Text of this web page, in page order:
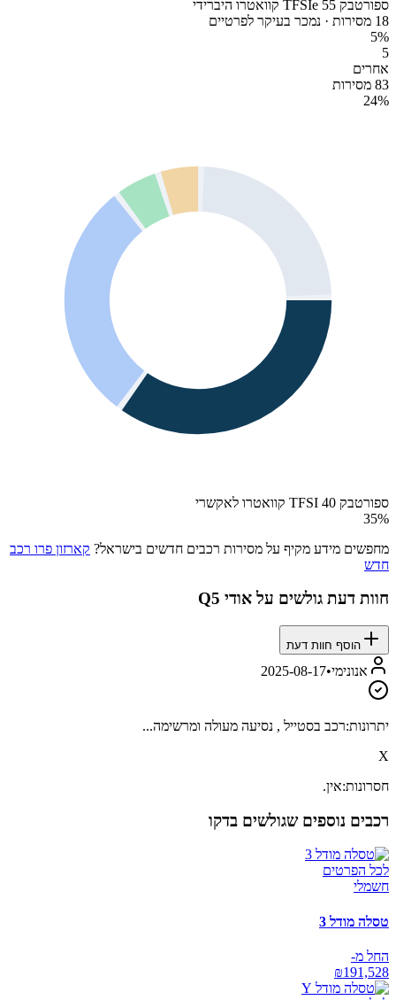
ספורטבק 55 TFSIe קוואטרו היברידי
18 מסירות · נמכר בעיקר לפרטיים
5%
5
אחרים
83 מסירות
24%
ספורטבק 40 TFSI קוואטרו לאקשרי
35%
מחפשים מידע מקיף על מסירות רכבים חדשים בישראל? קארזון פרו רכב
חדש
חוות דעת גולשים על אודי Q5
הוסף חוות דעת
אנונימי•
2025-08-17
יתרונות:רכב בסטייל , נסיעה מעולה ומרשימה...
X
חסרונות:אין.
רכבים נוספים שגולשים בדקו
לכל הפרטים
חשמלי
טסלה מודל 3
החל מ-
₪191,528